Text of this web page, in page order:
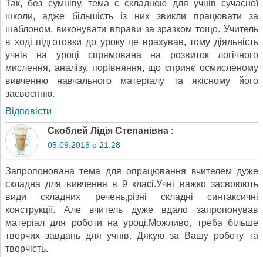
Так, без сумніву, тема є складною для учнів сучасної
школи, адже більшість із них звикли працювати за
шаблоном, виконувати вправи за зразком тощо. Учитель
в ході підготовки до уроку це врахував, тому діяльність
учнів на уроці спрямована на розвиток логічного
мислення, аналізу, порівняння, що сприяє осмисленому
вивченню навчального матеріалу та якісному його
засвоєнню.
Відповіcти
Скоблей Лідія Степанівна :
05.09.2016 о 21:28
Запропонована тема для опрацювання вчителем дуже
складна для вивчення в 9 класі.Учні важко засвоюють
види складних речень,різні складні синтаксичні
конструкції. Але вчитель дуже вдало запропонував
матеріал для роботи на уроці.Можливо, треба більше
творчих завдань для учнів. Дякую за Вашу роботу та
творчість.